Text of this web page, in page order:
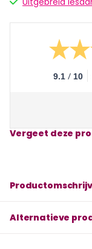
9.1 / 10
Vergeet deze
Alternatieve